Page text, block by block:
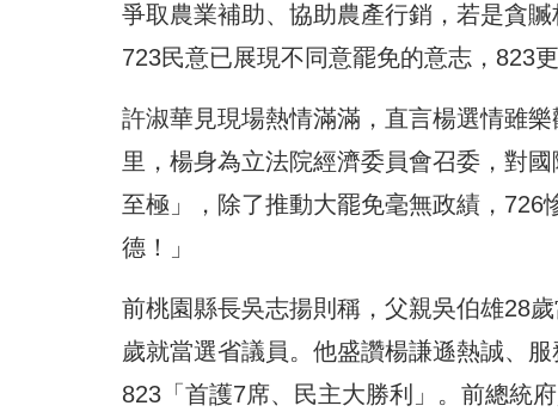
爭取農業補助、協助農產行銷，若是貪
723民意已展現不同意罷免的意志，823
許淑華見現場熱情滿滿，直言楊選情雖
里，楊身為立法院經濟委員會召委，對
至極」，除了推動大罷免毫無政績，
德！」
前桃園縣長吳志揚則稱，父親吳伯雄28
歲就當選省議員。他盛讚楊謙遜熱誠、
823「首護7席、民主大勝利」。前總統